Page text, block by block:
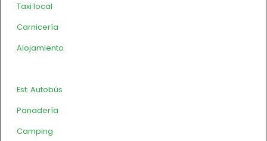
Taxi local
Carnicería
Alojamiento
Est. Autobús
Panadería
Camping